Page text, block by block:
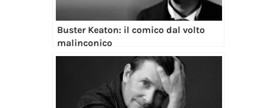
Buster Keaton: il comico dal volto
malinconico